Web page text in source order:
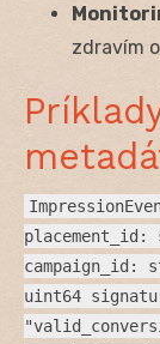
zdravím
campaign_id:
uint64